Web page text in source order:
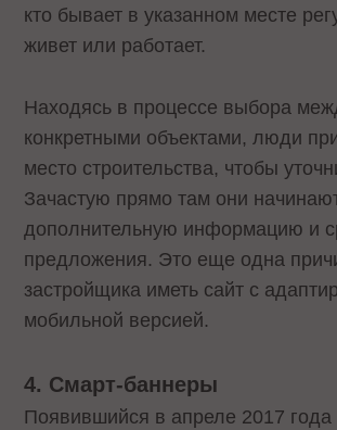
кто бывает в указанном месте
живет или работает.
Находясь в процессе выбора
конкретными объектами, люди
место строительства, чтобы
Зачастую прямо там они
дополнительную информацию и
предложения. Это еще одна
застройщика иметь сайт с
мобильной версией.
4. Смарт-баннеры
Появившийся в апреле 2017